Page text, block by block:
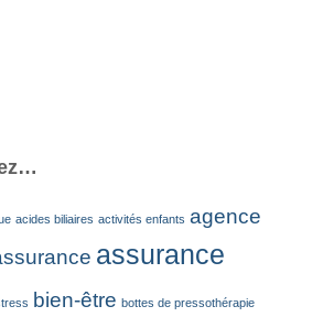
acides biliaires activités enfants agence
assurance
bien-être bottes de pressothérapie